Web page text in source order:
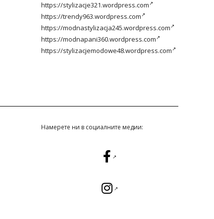
https://stylizacje321.wordpress.com
https://trendy963.wordpress.com
https://modnastylizacja245.wordpress.com
https://modnapani360.wordpress.com
https://stylizacjemodowe48.wordpress.com
Намерете ни в социалните медии: